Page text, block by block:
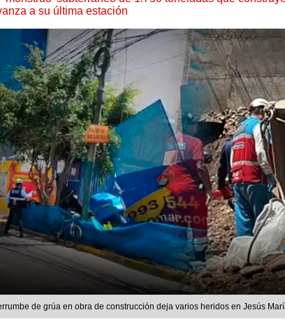
a su última estación
de grúa en obra de construcción deja varios heridos en Jesús